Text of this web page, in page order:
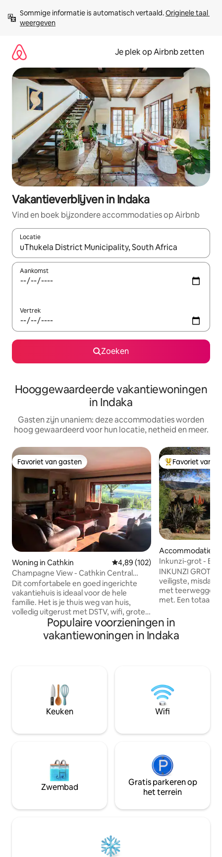
direct
naar
Sommige informatie is automatisch vertaald. Originele taal
weergeven
Je plek op Airbnb zetten
Vakantieverblijven in Indaka
Vind en boek bijzondere accommodaties op Airbnb
Locatie
Wanneer er resultaten beschikbaar zijn, maak je een keuze
Aankomst
Vertrek
Zoeken
Hooggewaardeerde vakantiewoningen
in Indaka
Gasten zijn unaniem: deze accommodaties worden
hoog gewaardeerd voor hun locatie, netheid en meer.
Favoriet van gasten
Favoriet van gasten
Woning in Cathkin Gemiddelde beoordeling van
4,89 (102)
Champagne View - Cathkin Central
Drakenberg
Dit comfortabele en goed ingerichte
vakantiehuis is ideaal voor de hele
familie. Het is je thuis weg van huis,
volledig uitgerust met DSTV, wifi, grote
eethoek, buitenbraai en een prachtig
gemeenschappelijk zwembad. Ervaar
de schoonheid van de Champagne
te dineren in het Mystique Restaurant.
Het landgoed ligt op enkele minuten
rijden van de bezienswaardigheden en
voorzieningen van het centrum van
Topfavoriet van
Favoriet van
Accommodatie
n
Inkunzi-grot -
ervaring.
INKUNZI GROT ligt in een van de
veiligste,
met
met. Een totaal unieke, door de eigenaar
thema. 1 slaapkamer met alleen een
lounge . Een
en DIDDLY KRAAK. Alle kamers
een prachtig
comfortabel en
zelfcatering.
Populaire voorzieningen in
vakantiewoningen in Indaka
Keuken Wifi
Zwembad
Gratis parkeren op
het terrein